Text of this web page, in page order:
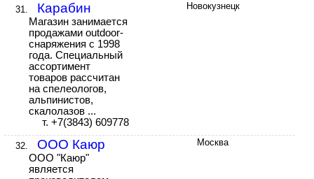
31. Карабин
Магазин занимается
продажами outdoor-
снаряжения с 1998
года. Специальный
ассортимент
товаров рассчитан
на спелеологов,
альпинистов,
скалолазов ...
т. +7(3843) 609778
Новокузнецк
32. ООО Каюр
ООО "Каюр"
является
Москва